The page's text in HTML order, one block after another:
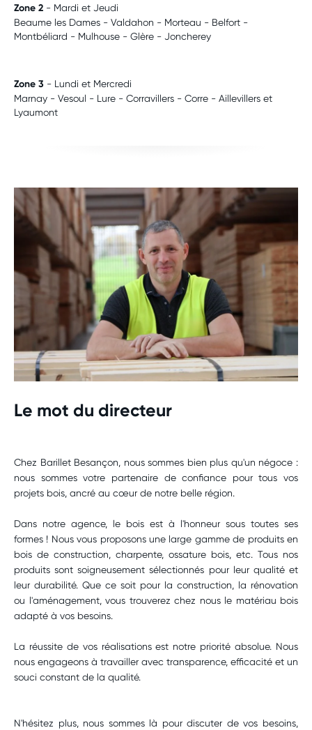
Zone 2 - Mardi et Jeudi
Beaume les Dames - Valdahon - Morteau - Belfort -
Montbéliard - Mulhouse - Glère - Joncherey
Zone 3 - Lundi et Mercredi
Marnay - Vesoul - Lure - Corravillers - Corre - Aillevillers et
Lyaumont
Le mot du directeur
Chez Barillet Besançon, nous sommes bien plus qu'un négoce :
nous sommes votre partenaire de confiance pour tous vos
projets bois, ancré au cœur de notre belle région.
Dans notre agence, le bois est à l'honneur sous toutes ses
formes ! Nous vous proposons une large gamme de produits en
bois de construction, charpente, ossature bois, etc. Tous nos
produits sont soigneusement sélectionnés pour leur qualité et
leur durabilité. Que ce soit pour la construction, la rénovation
ou l'aménagement, vous trouverez chez nous le matériau bois
adapté à vos besoins.
La réussite de vos réalisations est notre priorité absolue. Nous
nous engageons à travailler avec transparence, efficacité et un
souci constant de la qualité.
N'hésitez plus, nous sommes là pour discuter de vos besoins,